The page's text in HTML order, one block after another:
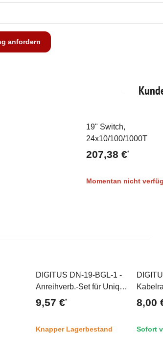
anfordern
Ausverkauft
19" Switch,
24x10/100/1000T
207,38 €*
Momentan nicht
Top
DIGITUS DN-19-BGL-1 -
Anreihverb.-Set für Unique
& Dynamic Basic 4 Stk.
galavanisiert, inkl.
9,57 €*
Knapper Lagerbestand
Top
Farbe
8,00
Sofort